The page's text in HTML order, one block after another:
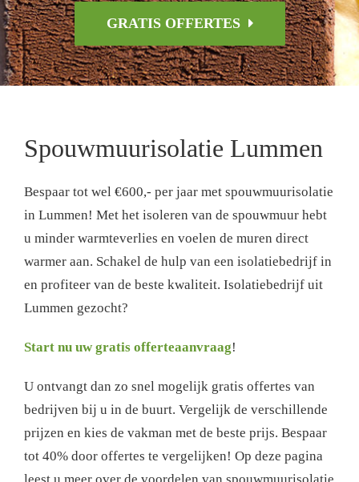
GRATIS OFFERTES
Spouwmuurisolatie Lummen
Bespaar tot wel €600,- per jaar met spouwmuurisolatie
in Lummen! Met het isoleren van de spouwmuur hebt
u minder warmteverlies en voelen de muren direct
warmer aan. Schakel de hulp van een isolatiebedrijf in
en profiteer van de beste kwaliteit. Isolatiebedrijf uit
Lummen gezocht?
Start nu uw gratis offerteaanvraag!
U ontvangt dan zo snel mogelijk gratis offertes van
bedrijven bij u in de buurt. Vergelijk de verschillende
prijzen en kies de vakman met de beste prijs. Bespaar
tot 40% door offertes te vergelijken! Op deze pagina